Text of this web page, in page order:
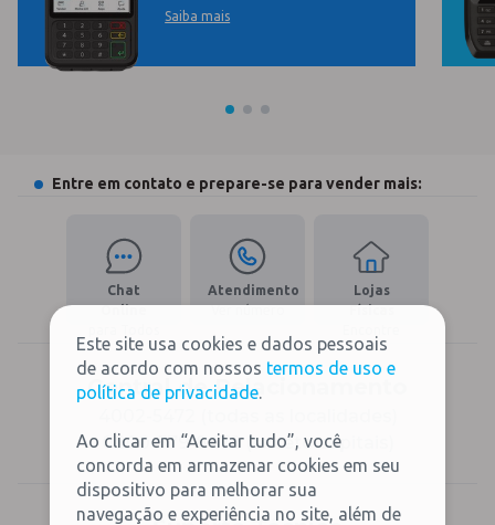
Saiba mais
Entre em contato e prepare-se para vender mais:
Chat
Online
Atendimento
Ver número
Lojas
Físicas
Central de Relacionamento
0800-579-8472 (exceto capitais)
Este site usa cookies e dados pessoais
de acordo com nossos termos de uso e
política de privacidade.
Ao clicar em “Aceitar tudo”, você
concorda em armazenar cookies em seu
dispositivo para melhorar sua
navegação e experiência no site, além de